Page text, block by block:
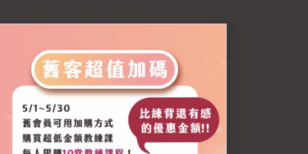
員限量20組🔥$XXX/堂#母親節 #母親節
禮物 #母親節活動 #母親節禮物推薦
#okbodyproject #okbodyproject文自
店#私人教練課程 #一對一私人教練 #私人
教練#健身 #高雄健身房推薦 #左營健身房